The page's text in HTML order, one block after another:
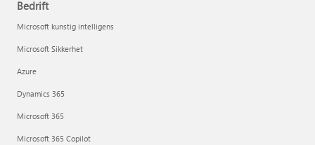
Bedrift
Microsoft kunstig intelligens
Microsoft Sikkerhet
Azure
Dynamics 365
Microsoft 365
Microsoft 365 Copilot